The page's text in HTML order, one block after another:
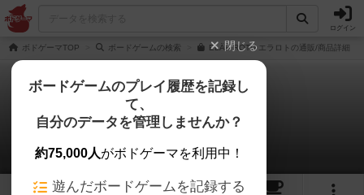
ログイン
ボドゲーマTOP ボードゲームの検索 ELÄÄ ROTU エラロトの通販/商品詳細
エラロト
拡張/関連作品 0件
9 2
閉じる
ボードゲームのプレイ履歴を記録し
て、
自分のデータを管理しませんか？
約75,000人がボドゲーマを利用中！
遊んだボードゲームを記録する